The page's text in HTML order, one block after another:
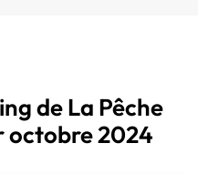
de La Pêche
octobre 2024